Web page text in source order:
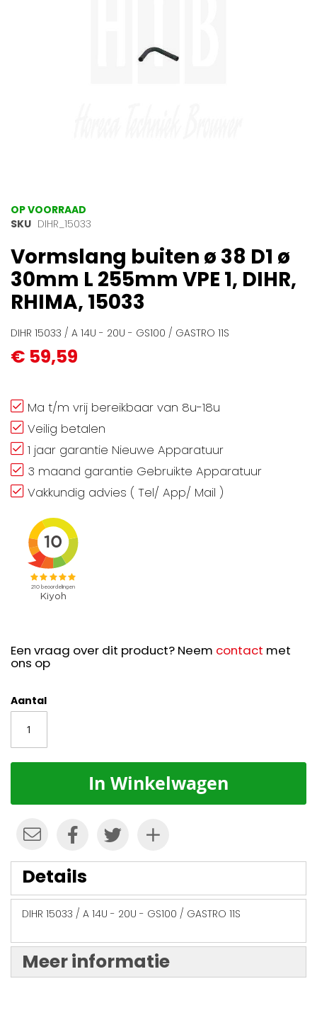
Ga
naar
begin
van
de
afbeeldingen-
gallerij
OP VOORRAAD
SKU DIHR_15033
Vormslang buiten ø 38 D1 ø
30mm L 255mm VPE 1, DIHR,
RHIMA, 15033
DIHR 15033 / A 14U - 20U - GS100 / GASTRO 11S
€ 59,59
Ma t/m vrij bereikbaar van 8u-18u
Veilig betalen
1 jaar garantie Nieuwe Apparatuur
3 maand garantie Gebruikte Apparatuur
Vakkundig advies ( Tel/ App/ Mail )
Een vraag over dit product? Neem contact met
ons op
Aantal
In Winkelwagen
Details
DIHR 15033 / A 14U - 20U - GS100 / GASTRO 11S
Meer informatie